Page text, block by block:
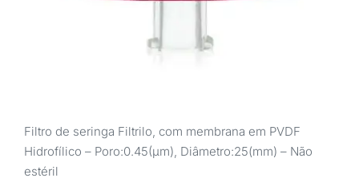
Filtro de seringa Filtrilo, com membrana em PVDF
Hidrofílico – Poro:0.45(μm), Diâmetro:25(mm) – Não
estéril